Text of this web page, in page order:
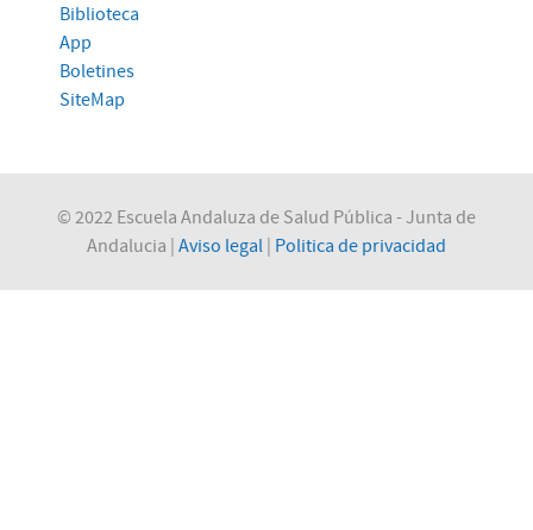
Biblioteca
App
Boletines
SiteMap
© 2022 Escuela Andaluza de Salud Pública - Junta de
Andalucia | Aviso legal | Politica de privacidad